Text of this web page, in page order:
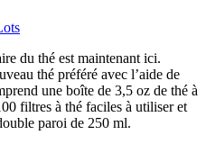
du thé est maintenant ici.
thé préféré avec l’aide de
une boîte de 3,5 oz de thé à
filtres à thé faciles à utiliser et
paroi de 250 ml.